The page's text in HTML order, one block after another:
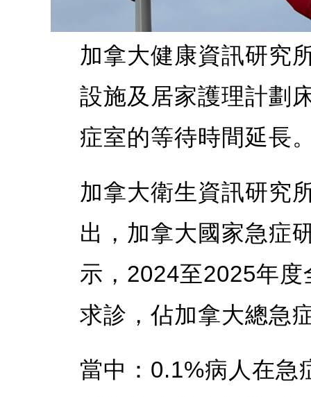
加拿大健康資訊研究
設施及居家護理計劃
症室的等待時間延長
加拿大衛生資訊研究
出，加拿大國家急症
示，2024至2025年
求診，佔加拿大總急
當中：0.1%病人在急